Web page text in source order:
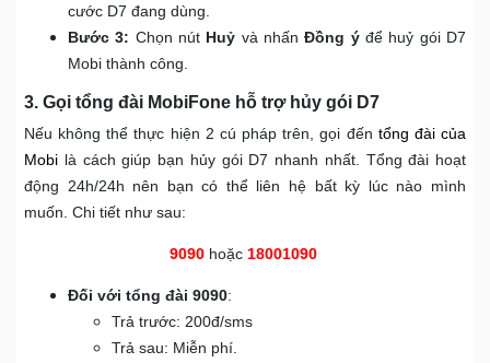
cước D7 đang dùng.
Bước 3: Chọn nút Huỷ và nhấn Đồng ýđể huỷ gói D7
Mobi thành công.
3. Gọi tổng đài MobiFone hỗ trợ hủy gói D7
Nếu không thể thực hiện 2 cú pháp trên, gọi đến tổng đài của
Mobi là cách giúp bạn hủy gói D7 nhanh nhất. Tổng đài hoạt
động 24h/24h nên bạn có thể liên hệ bất kỳ lúc nào mình
muốn. Chi tiết như sau:
9090 hoặc 18001090
Đối với tổng đài 9090:
Trả trước: 200đ/sms
Trả sau: Miễn phí.